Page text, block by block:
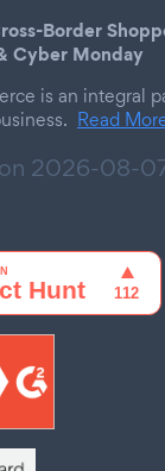
Border
Cyber Monday
is an integral
Read
2026-08-